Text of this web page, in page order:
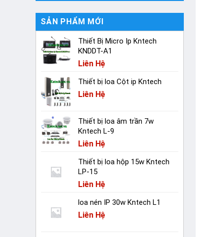
SẢN PHẨM MỚI
Thiết Bị Micro Ip Kntech
KNDDT-A1
Liên Hệ
Thiết bị loa Cột ip Kntech
Liên Hệ
Thiết bị loa âm trần 7w
Kntech L-9
Liên Hệ
Thiết bị loa hộp 15w Kntech
LP-15
Liên Hệ
loa nén IP 30w Kntech L1
Liên Hệ